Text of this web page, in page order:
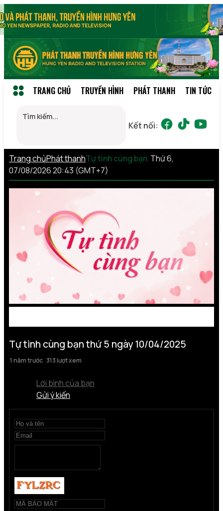
TRANG CHỦ TRUYỀN HÌNH PHÁT THANH TIN TỨC
Kết nối:
Trang chủPhát thanhTự tình cùng bạn Thứ 6,
07/08/2026 20:43 (GMT+7)
Tự tình cùng bạn thứ 5 ngày 10/04/2025
1 năm trước 313 lượt xem
Lời bình của bạn
Gửi ý kiến